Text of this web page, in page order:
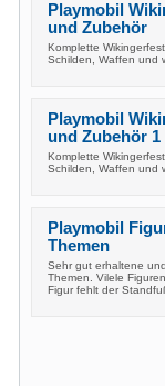
Playmobil
und Zubehör
Komplette
Schilden, Waffen und
Playmobil
und Zubehör 1
Komplette
Schilden, Waffen und
Playmobil
Themen
Sehr gut erhaltene
Themen. Vilele
Figur fehlt der